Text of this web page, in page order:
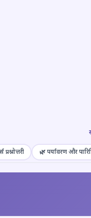
🌿 पर्यावरण और